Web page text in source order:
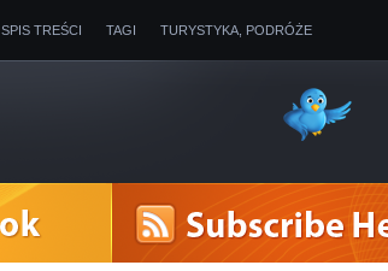
SPIS TREŚCI TAGI TURYSTYKA, PODRÓŻE